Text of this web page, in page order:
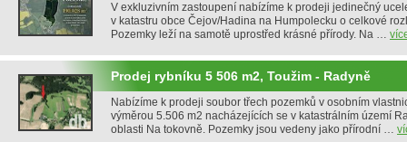
V exkluzivním zastoupení nabízíme k prodeji jedinečný
v katastru obce Čejov/Hadina na Humpolecku o celkové
Pozemky leží na samotě uprostřed krásné přírody. Na …
Prodej rybníku 5 506 m2, Toužim - Radyně
Nabízíme k prodeji soubor třech pozemků v osobním
výměrou 5.506 m2 nacházejících se v katastrálním území
oblasti Na tokovně. Pozemky jsou vedeny jako přírodní …